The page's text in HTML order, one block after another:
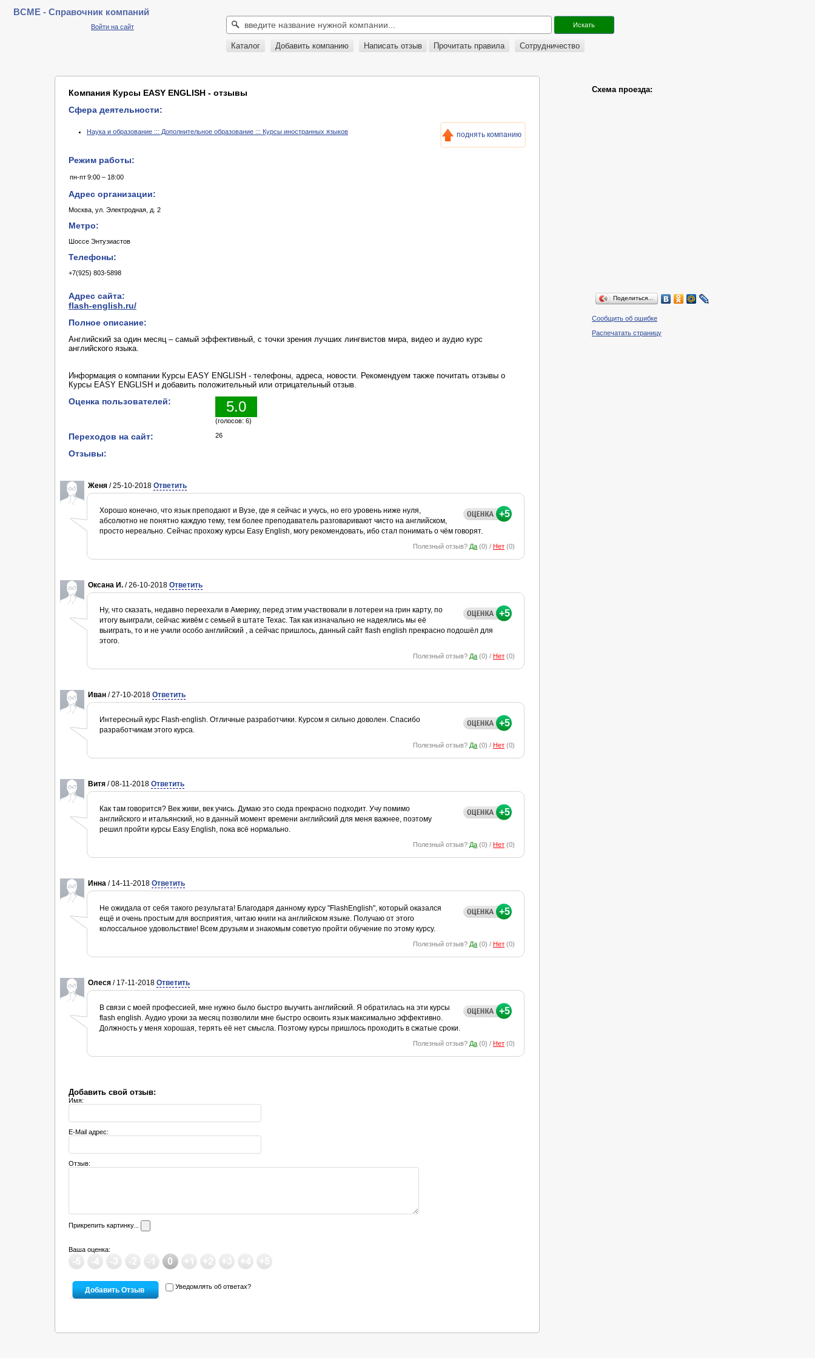
BCME - Справочник компаний
Войти на сайт
Каталог Добавить компанию Написать отзыв Прочитать правила Сотрудничество
Компания Курсы EASY ENGLISH - отзывы
Сфера деятельности:
Наука и образование ::: Дополнительное образование ::: Курсы иностранных языков поднять компанию
Режим работы:
пн-пт9:00 – 18:00
Адрес организации:
Москва, ул. Электродная, д. 2
Метро:
Шоссе Энтузиастов
Телефоны:
+7(925) 803-5898
Адрес сайта:
flash-english.ru/
Полное описание:
Английский за один месяц – самый эффективный, с точки зрения лучших лингвистов мира, видео и аудио курс
английского языка.
Информация о компании Курсы EASY ENGLISH - телефоны, адреса, новости. Рекомендуем также почитать отзывы о
Курсы EASY ENGLISH и добавить положительный или отрицательный отзыв.
Оценка пользователей: 5.0
(голосов: 6)
Переходов на сайт: 26
Отзывы:
Женя / 25-10-2018 Ответить
+5
Хорошо конечно, что язык преподают и Вузе, где я сейчас и учусь, но его уровень ниже нуля,
абсолютно не понятно каждую тему, тем более преподаватель разговаривают чисто на английском,
просто нереально. Сейчас прохожу курсы Easy English, могу рекомендовать, ибо стал понимать о чём говорят.
Полезный отзыв? Да (0) / Нет (0)
Оксана И. / 26-10-2018 Ответить
+5
Ну, что сказать, недавно переехали в Америку, перед этим участвовали в лотереи на грин карту, по
итогу выиграли, сейчас живём с семьей в штате Техас. Так как изначально не надеялись мы её
выиграть, то и не учили особо английский , а сейчас пришлось, данный сайт flash english прекрасно подошёл для
этого.
Полезный отзыв? Да (0) / Нет (0)
Иван / 27-10-2018 Ответить
+5
Интересный курс Flash-english. Отличные разработчики. Курсом я сильно доволен. Спасибо
разработчикам этого курса.
Полезный отзыв? Да (0) / Нет (0)
Витя / 08-11-2018 Ответить
+5
Как там говорится? Век живи, век учись. Думаю это сюда прекрасно подходит. Учу помимо
английского и итальянский, но в данный момент времени английский для меня важнее, поэтому
решил пройти курсы Easy English, пока всё нормально.
Полезный отзыв? Да (0) / Нет (0)
Инна / 14-11-2018 Ответить
+5
Не ожидала от себя такого результата! Благодаря данному курсу "FlashЕnglish", который оказался
ещё и очень простым для восприятия, читаю книги на английском языке. Получаю от этого
колоссальное удовольствие! Всем друзьям и знакомым советую пройти обучение по этому курсу.
Полезный отзыв? Да (0) / Нет (0)
Олеся / 17-11-2018 Ответить
+5
В связи с моей профессией, мне нужно было быстро выучить английский. Я обратилась на эти курсы
flash english. Аудио уроки за месяц позволили мне быстро освоить язык максимально эффективно.
Должность у меня хорошая, терять её нет смысла. Поэтому курсы пришлось проходить в сжатые сроки.
Полезный отзыв? Да (0) / Нет (0)
Добавить свой отзыв:
Имя:
E-Mail адрес:
Отзыв:
Прикрепить картинку...
Ваша оценка:
Уведомлять об ответах?
Схема проезда:
Поделиться…
Сообщить об ошибке
Распечатать страницу